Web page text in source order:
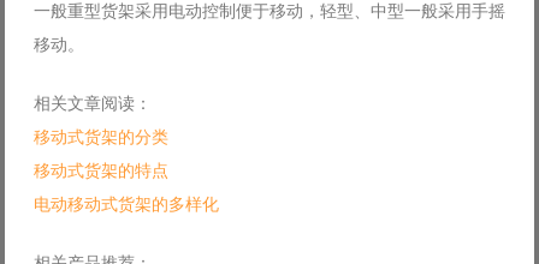
一般重型货架采用电动控制便于移动，轻型、中型一般采用手摇
移动。
相关文章阅读：
移动式货架的分类
移动式货架的特点
电动移动式货架的多样化